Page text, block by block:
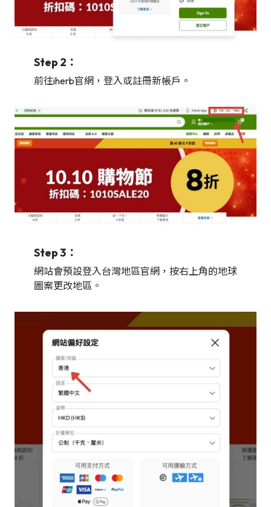
Step 2：
前往iherb官網，登入或註冊新帳戶。
Step 3：
網站會預設登入台灣地區官網，按右上角的地球
圖案更改地區。